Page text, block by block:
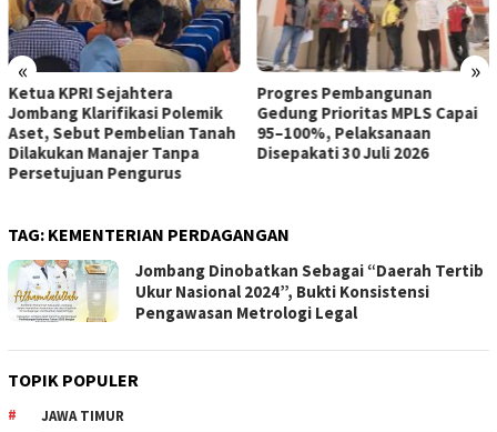
« »
Ketua KPRI Sejahtera
Jombang Klarifikasi Polemik
Aset, Sebut Pembelian Tanah
Dilakukan Manajer Tanpa
Persetujuan Pengurus
Progres Pembangunan
Gedung Prioritas MPLS Capai
95–100%, Pelaksanaan
Disepakati 30 Juli 2026
TAG: KEMENTERIAN PERDAGANGAN
Jombang Dinobatkan Sebagai “Daerah Tertib
Ukur Nasional 2024”, Bukti Konsistensi
Pengawasan Metrologi Legal
TOPIK POPULER
JAWA TIMUR